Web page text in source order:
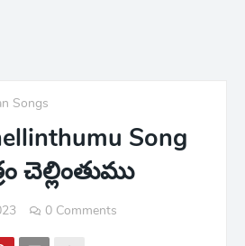
Songs
Song
చెల్లింతుము
0 Comments